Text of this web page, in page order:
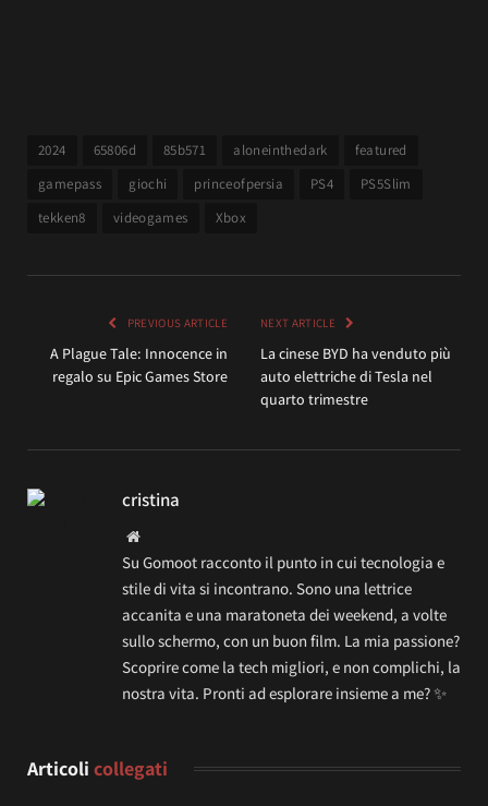
2024 65806d 85b571 aloneinthedark
featured
gamepass
giochi princeofpersia PS4
PS5Slim
tekken8
videogames Xbox
PREVIOUS ARTICLE
A Plague Tale: Innocence in
regalo su Epic Games Store
NEXT ARTICLE
La cinese BYD ha venduto più
auto elettriche di Tesla nel
quarto trimestre
cristina
Website
Su Gomoot racconto il punto in cui tecnologia e
stile di vita si incontrano. Sono una lettrice
accanita e una maratoneta dei weekend, a volte
sullo schermo, con un buon film. La mia passione?
Scoprire come la tech migliori, e non complichi, la
nostra vita. Pronti ad esplorare insieme a me? ✨
Articoli collegati